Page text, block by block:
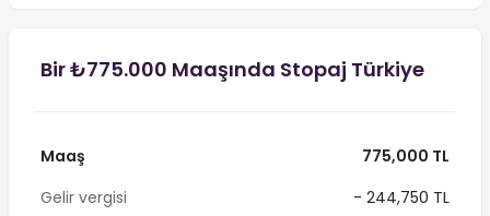
Bir ₺775.000 Maaşında Stopaj Türkiye
Maaş
775,000 TL
Gelir vergisi
- 244,750 TL